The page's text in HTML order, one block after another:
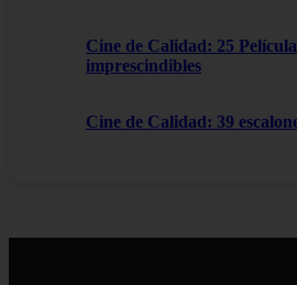
Cine de Calidad: 25
imprescindibles
Cine de Calidad: 39